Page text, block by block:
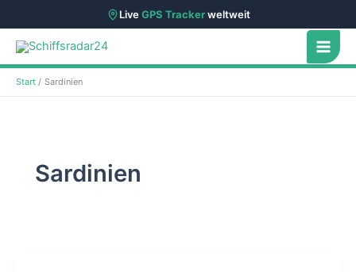
LiveGPS Trackerweltweit
Zum
Inhalt
springen
Start Sardinien
Sardinien